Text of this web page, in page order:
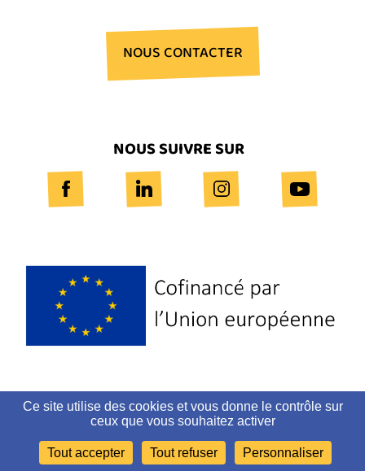
NOUS CONTACTER
NOUS SUIVRE SUR
Logo
Europe
PLAN DU SITE
MENTIONS LÉGALES ET CRÉDITS
Ce site utilise des cookies et vous donne le contrôle sur
ceux que vous souhaitez activer
Tout accepter Tout refuser Personnaliser